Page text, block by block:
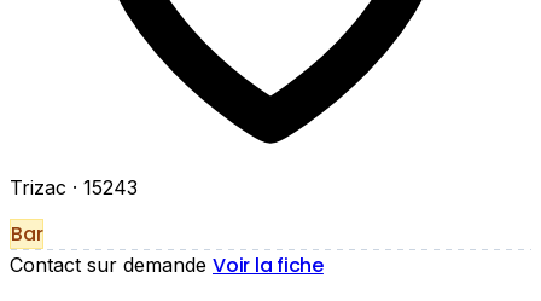
Trizac · 15243
Bar
Contact sur demande Voir la fiche